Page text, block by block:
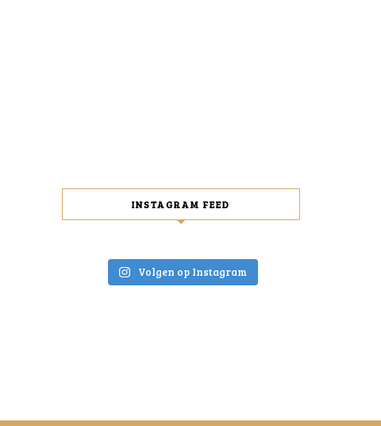
INSTAGRAM FEED
Volgen op Instagram